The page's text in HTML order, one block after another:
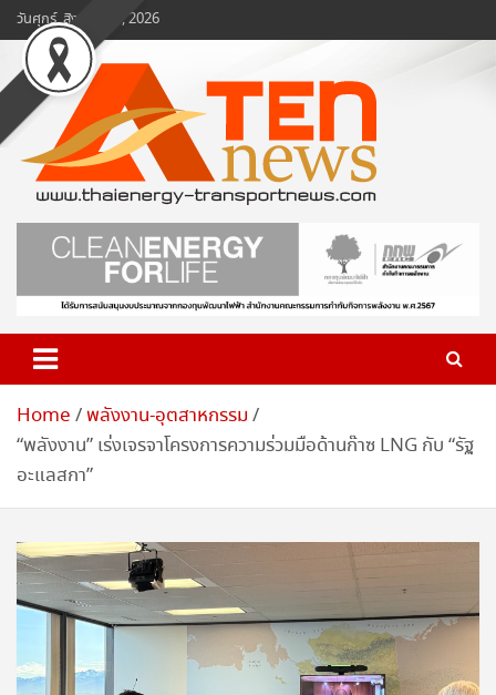
Skip
to
content
วันศุกร์, สิงหาคม 7, 2026
www.ten-news.com
ข่าวพลังงานและคมนาคม
Home พลังงาน-อุตสาหกรรม
“พลังงาน” เร่งเจรจาโครงการความร่วมมือด้านก๊าซ LNG กับ “รัฐ
อะแลสกา”